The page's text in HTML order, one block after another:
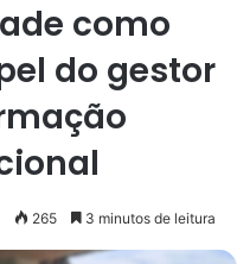
como
do gestor
265 3 minutos de leitura